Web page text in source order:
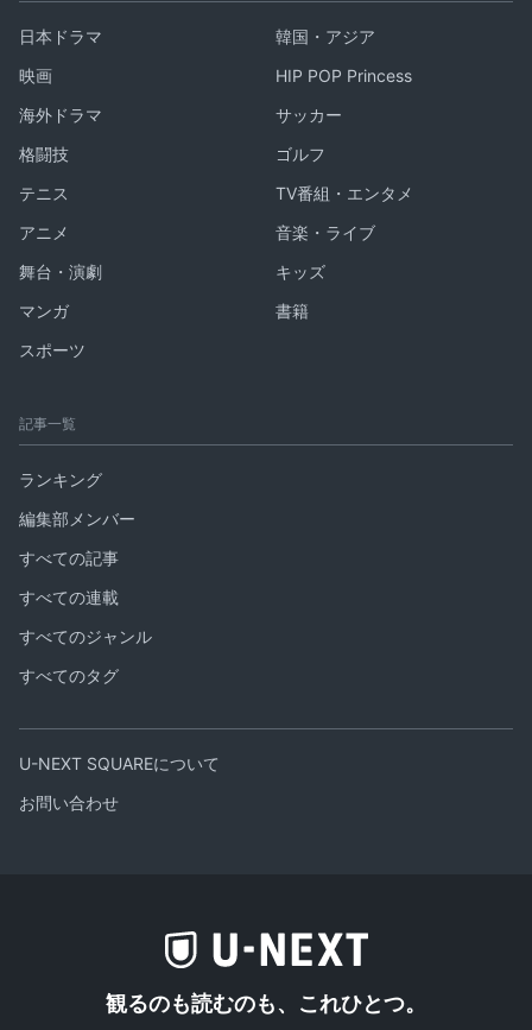
日本ドラマ
韓国・アジア
映画
HIP POP Princess
海外ドラマ
サッカー
格闘技
ゴルフ
テニス
TV番組・エンタメ
アニメ
音楽・ライブ
舞台・演劇
キッズ
マンガ
書籍
スポーツ
記事一覧
ランキング
編集部メンバー
すべての記事
すべての連載
すべてのジャンル
すべてのタグ
U-NEXT SQUAREについて
お問い合わせ
観るのも読むのも、これひとつ。